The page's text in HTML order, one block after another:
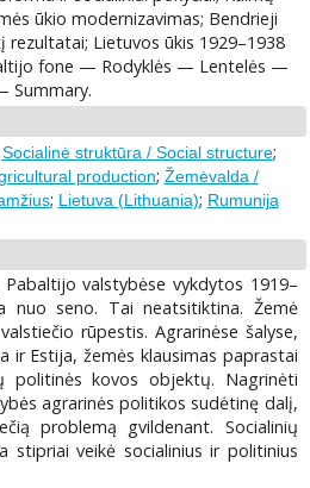
ūkio modernizavimas; Bendrieji
Lietuvos ūkis 1929–1938
fone — Rodyklės — Lentelės —
Summary.
Socialinė struktūra / Social structure;
production; Žemėvalda /
; Lietuva (Lithuania); Rumunija
valstybėse vykdytos 1919–
nuo seno. Tai neatsitiktina. Žemė
rūpestis. Agrarinėse šalyse,
ir Estija, žemės klausimas paprastai
politinės kovos objektų. Nagrinėti
agrarinės politikos sudėtinę dalį,
problemą gvildenant. Socialinių
stipriai veikė socialinius ir politinius